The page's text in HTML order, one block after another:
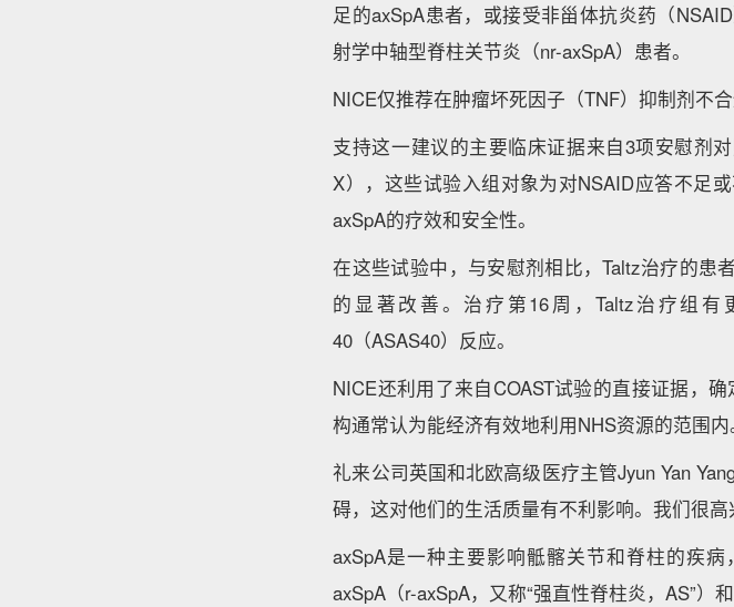
足的axSpA患者，或接受非甾体抗炎药（
射学中轴型脊柱关节炎（nr-axSpA）患者。
NICE仅推荐在肿瘤坏死因子（TNF）抑制剂不
支持这一建议的主要临床证据来自3项安慰剂
X），这些试验入组对象为对NSAID应答不足
axSpA的疗效和安全性。
在这些试验中，与安慰剂相比，Taltz治疗的患
的显著改善。治疗第16周，Taltz治疗组
40（ASAS40）反应。
NICE还利用了来自COAST试验的直接证据，
构通常认为能经济有效地利用NHS资源的范围内
礼来公司英国和北欧高级医疗主管Jyun Yan
碍，这对他们的生活质量有不利影响。我们很
axSpA是一种主要影响骶髂关节和脊柱的疾
axSpA（r-axSpA，又称“强直性脊柱炎，AS”）